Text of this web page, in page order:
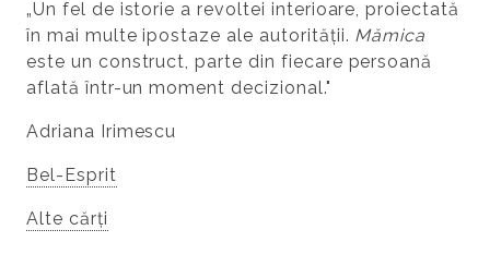
„Un fel de istorie a revoltei interioare, proiectată
în mai multe ipostaze ale autorității. Mămica
este un construct, parte din fiecare persoană
aflată într-un moment decizional."
Adriana Irimescu
Bel-Esprit
Alte cărți